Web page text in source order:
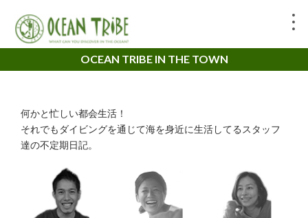
OCEAN TRIBE IN THE TOWN
何かと忙しい都会生活！
それでもダイビングを通じて海を身近に生活してるスタッフ
達の不定期日記。